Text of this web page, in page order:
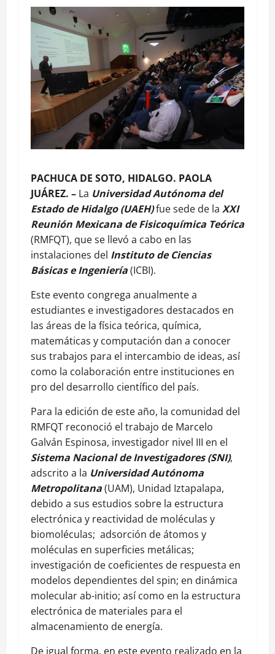
PACHUCA DE SOTO, HIDALGO. PAOLA
JUÁREZ. – La Universidad Autónoma del
Estado de Hidalgo (UAEH)fue sede de la XXI
Reunión Mexicana de Fisicoquímica Teórica
(RMFQT), que se llevó a cabo en las
instalaciones del Instituto de Ciencias
Básicas e Ingeniería(ICBI).
Este evento congrega anualmente a
estudiantes e investigadores destacados en
las áreas de la física teórica, química,
matemáticas y computación dan a conocer
sus trabajos para el intercambio de ideas, así
como la colaboración entre instituciones en
pro del desarrollo científico del país.
Para la edición de este año, la comunidad del
RMFQT reconoció el trabajo de Marcelo
Galván Espinosa, investigador nivel III en el
Sistema Nacional de Investigadores (SNI),
adscrito a la Universidad Autónoma
Metropolitana(UAM), Unidad Iztapalapa,
debido a sus estudios sobre la estructura
electrónica y reactividad de moléculas y
biomoléculas; adsorción de átomos y
moléculas en superficies metálicas;
investigación de coeficientes de respuesta en
modelos dependientes del spin; en dinámica
molecular ab-initio; así como en la estructura
electrónica de materiales para el
almacenamiento de energía.
De igual forma, en este evento realizado en la